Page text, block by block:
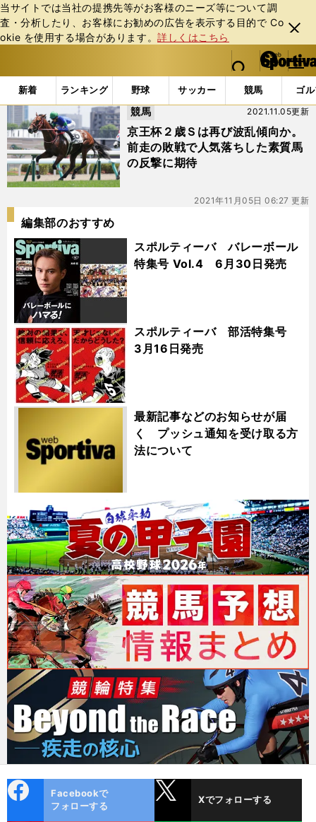
当サイトでは当社の提携先等がお客様のニーズ等について調
査・分析したり、お客様にお勧めの広告を表⽰する⽬的で Co
okie を使⽤する場合があります。詳しくはこちら
閉じ
る
web Sportiva (webスポルティーバ)
検索
マイペ
ー
ジ
メニュ
新着 ランキング 野球 サッカー 競馬 ゴ
b
ス
ポ
ル
テ
ィ
ー
バ
「#コラリン」の最新ニュース・ 情報
京王杯２歳Ｓは再び波乱傾向か。
前走の敗戦で人気落ちした素質馬
の反撃に期待
2021.11.05更新
競馬
2021年11月05日 06:27 更新
編集部のおすすめ
スポルティーバ バレーボール
特集号 Vol.4 6月30日発売
スポルティーバ 部活特集号
3月16日発売
最新記事などのお知らせが届
く プッシュ通知を受け取る方
法について
ok
Facebookで
フォローする
Xでフォローする